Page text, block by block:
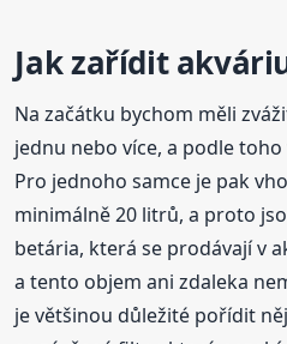
Jak zařídit
Na začátku bychom měli
jednu nebo více, a podle
Pro jednoho samce je pak
minimálně 20 litrů, a proto
betária, která se prodávají v
a tento objem ani zdaleka
je většinou důležité pořídit